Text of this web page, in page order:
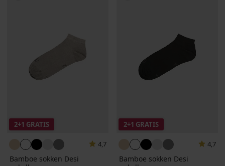
2+1 GRATIS
4,7
Bamboe sokken Desi
2+1 GRATIS
4,7
Bamboe sokken Desi